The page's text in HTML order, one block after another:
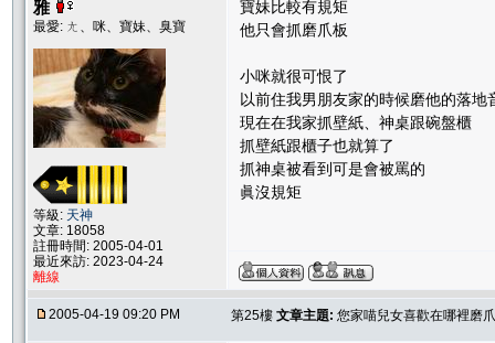
雅
最愛: ㄤ、咪、寶妹、臭寶
等級: 天神
文章: 18058
註冊時間: 2005-04-01
最近來訪: 2023-04-24
離線
寶妹比較有規矩
他只會抓磨爪板
小咪就很可恨了
以前住我男朋友家的時候磨他的落地
現在在我家抓壁紙、神桌跟碗盤櫃
抓壁紙跟櫃子也就算了
抓神桌被看到可是會被罵的
眞沒規矩
2005-04-19 09:20 PM 第25樓 文章主題: 您家喵兒女喜歡在哪裡磨